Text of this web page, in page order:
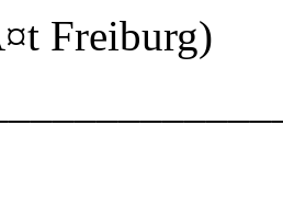
Freiburg)